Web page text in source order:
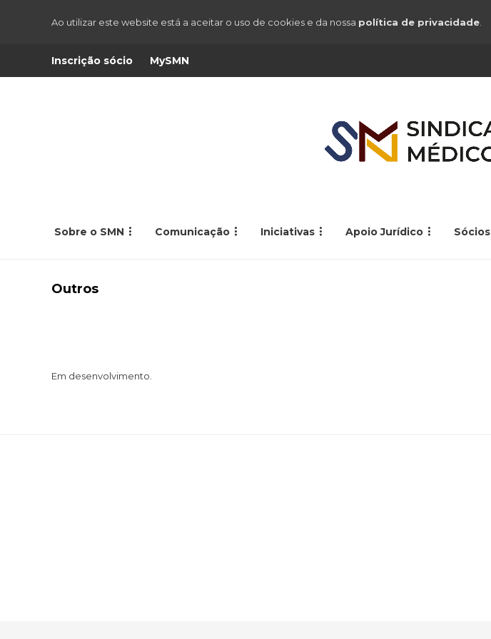
Ao utilizar este website está a aceitar o uso de cookies e da nossa política de privacidade
Inscrição sócio MySMN
Sobre o SMN Comunicação Iniciativas Apoio Jurídico Sócios
Outros
Em desenvolvimento.